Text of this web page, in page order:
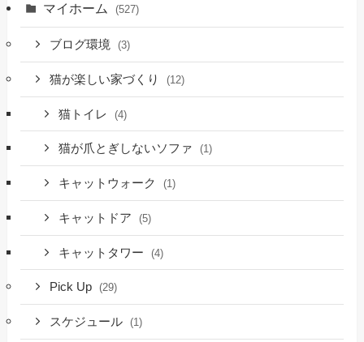
マイホーム (527)
ブログ環境 (3)
猫が楽しい家づくり (12)
猫トイレ (4)
猫が爪とぎしないソファ (1)
キャットウォーク (1)
キャットドア (5)
キャットタワー (4)
Pick Up (29)
スケジュール (1)